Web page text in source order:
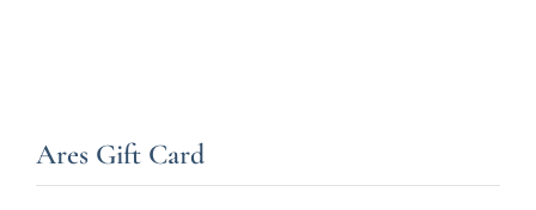
Ares Gift Card